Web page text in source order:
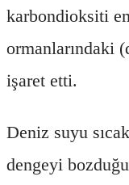
karbondioksiti
ormanlarındaki
işaret etti.
Deniz suyu
dengeyi